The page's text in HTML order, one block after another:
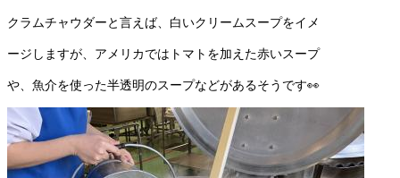
クラムチャウダーと言えば、白いクリームスープをイメ
ージしますが、アメリカではトマトを加えた赤いスープ
や、魚介を使った半透明のスープなどがあるそうです👀